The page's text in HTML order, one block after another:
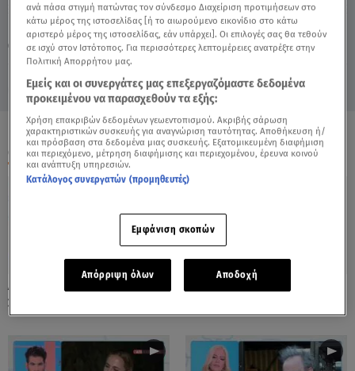
Κυριακή 9 Αυγούστου 2026
13.06.23, 16:55 CELEBRITIES & GOSSIP ΝΕΑ
ΟΛΑ ΤΑ ΒΙΝΤΕΟ
Λόλα Νταϊφά: Η Πιο Δύσκολη
Στιγμή Στην Καριέρα Της
ανά πάσα στιγμή πατώντας τον σύνδεσμο Διαχείριση προτιμήσεων στο
κάτω μέρος της ιστοσελίδας [ή το αιωρούμενο εικονίδιο στο κάτω
αριστερό μέρος της ιστοσελίδας, εάν υπάρχει]. Οι επιλογές σας θα τεθούν
σε ισχύ στον Ιστότοπος. Για περισσότερες λεπτομέρειες ανατρέξτε στην
Πολιτική Απορρήτου μας.
Εμείς και οι συνεργάτες μας επεξεργαζόμαστε δεδομένα
προκειμένου να παρασχεθούν τα εξής:
Χρήση επακριβών δεδομένων γεωεντοπισμού. Ακριβής σάρωση
χαρακτηριστικών συσκευής για αναγνώριση ταυτότητας. Αποθήκευση ή/
και πρόσβαση στα δεδομένα μιας συσκευής. Εξατομικευμένη διαφήμιση
και περιεχόμενο, μέτρηση διαφήμισης και περιεχομένου, έρευνα κοινού
και ανάπτυξη υπηρεσιών.
Κατάλογος συνεργατών (προμηθευτές)
Εμφάνιση σκοπών
Απόρριψη όλων Αποδοχή